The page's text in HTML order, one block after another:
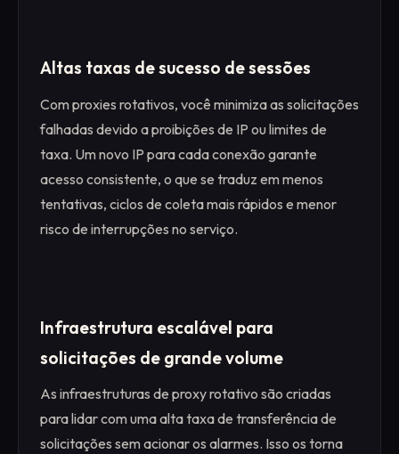
Altas taxas de sucesso de sessões
Com proxies rotativos, você minimiza as solicitações
falhadas devido a proibições de IP ou limites de
taxa. Um novo IP para cada conexão garante
acesso consistente, o que se traduz em menos
tentativas, ciclos de coleta mais rápidos e menor
risco de interrupções no serviço.
Infraestrutura escalável para
solicitações de grande volume
As infraestruturas de proxy rotativo são criadas
para lidar com uma alta taxa de transferência de
solicitações sem acionar os alarmes. Isso os torna